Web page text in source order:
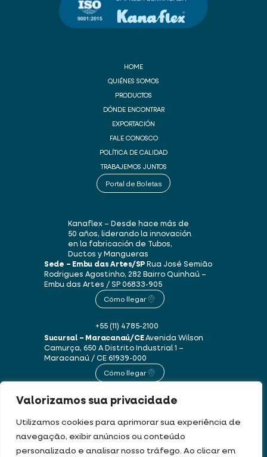
Valorizamos sua privacidade
Utilizamos cookies para aprimorar sua experiência de
navegação, exibir anúncios ou conteúdo
personalizado e analisar nosso tráfego. Ao clicar em
HOME
QUIÉNES SOMOS
PRODUCTOS
DÓNDE ENCONTRAR
EXPORTACIÓN
FALE CONOSCO
POLÍTICA DE CALIDAD
TRABAJEMOS JUNTOS
Portal de Boletas
Kanaflex – Desde hace más de
50 años, liderando la innovación
en la fabricación de Tubos,
Ductos y Mangueras
Sede – Embu das Artes/SP Rua José Semião
Rodrigues Agostinho, 282 Bairro Quinhaú –
Embu das Artes / SP06833-905
Cómo llegar
+55 (11) 4785-2100
Sucursal – Maracanaú/CEAvenida Wilson
Camurça, 650 ADistrito Industrial 1 –
Maracanaú / CE61939-000
Cómo llegar
+55 (85) 3250-1235
Este sitio web utiliza cookies y datos personales de acuerdo con nuestros